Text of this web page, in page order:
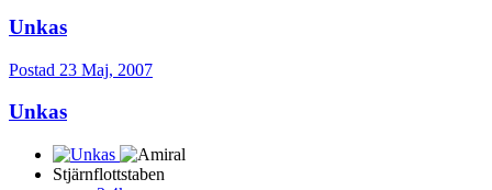
Unkas
Postad 23 Maj, 2007
Unkas
Stjärnflottstaben